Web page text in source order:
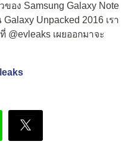
อง Samsung Galaxy Note
Unpacked 2016 เรา
เผยออกมาจะ